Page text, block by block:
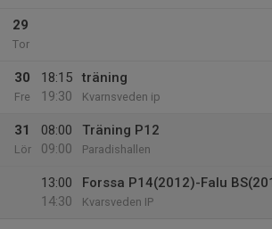
29
Tor
30
Fre
18:15
19:30
träning
Kvarnsveden ip
31
Lör
08:00
09:00
Träning P12
Paradishallen
13:00
14:30
Forssa P14(2012)-Falu
Kvarsveden IP